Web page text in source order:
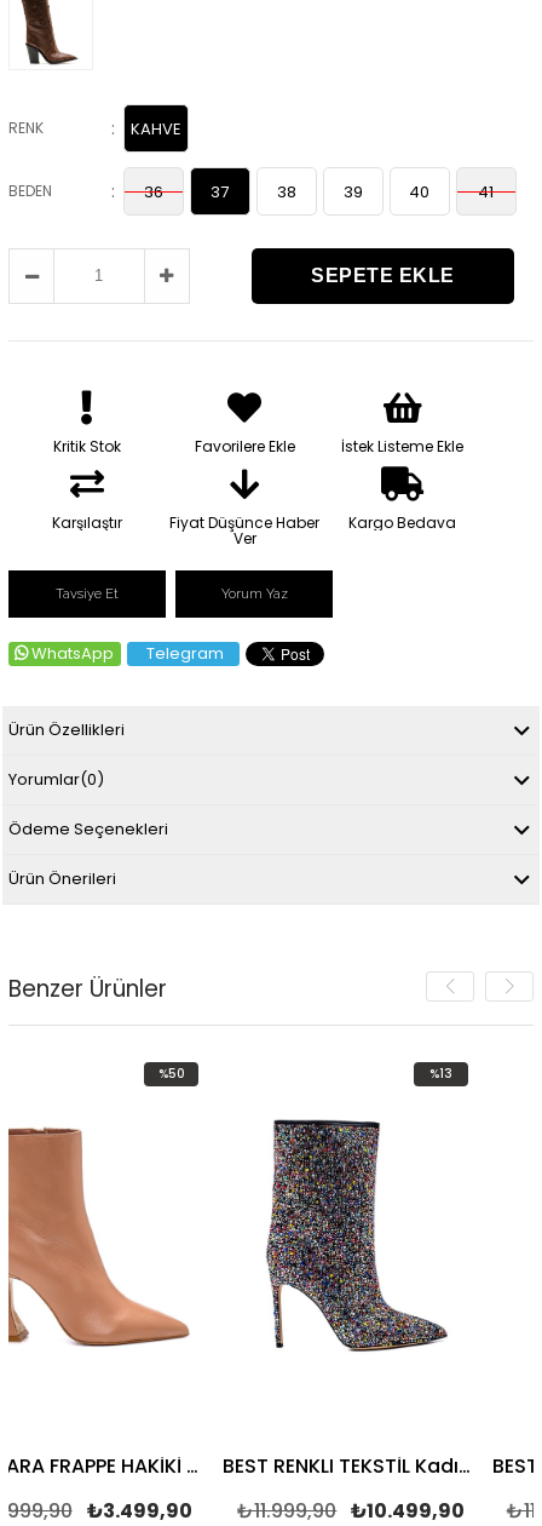
RENK : KAHVE
BEDEN : 36 37 38 39 40 41
Kritik Stok Favorilere Ekle İstek Listeme Ekle
Karşılaştır Fiyat Düşünce Haber
Ver
Kargo Bedava
Tavsiye Et Yorum Yaz
WhatsApp Telegram
Ürün Özellikleri
Yorumlar(0)
Ödeme Seçenekleri
Ürün Önerileri
Benzer Ürünler
VARVARA FRAPPE HAKİKİ DERİ Kadın TOPUKLU BOT
₺3.499,90
BEST RENKLI TEKSTİL Kadın TOPUKLU BOT
₺10.499,90
₺11.999,90
%13İndirim
₺11.999,90